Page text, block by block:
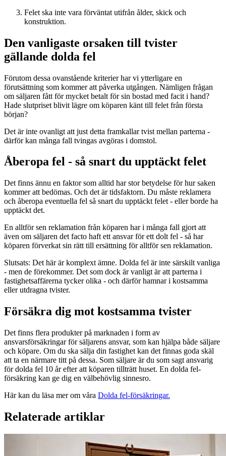
Felet ska inte vara förväntat utifrån ålder, skick och
konstruktion.
Den vanligaste orsaken till tvister
gällande dolda fel
Förutom dessa ovanstående kriterier har vi ytterligare en
förutsättning som kommer att påverka utgången. Nämligen frågan
om säljaren fått för mycket betalt för sin bostad med facit i hand?
Hade slutpriset blivit lägre om köparen känt till felet från första
början?
Det är inte ovanligt att just detta framkallar tvist mellan parterna -
därför kan många fall tvingas avgöras i domstol.
Åberopa fel - så snart du upptäckt felet
Det finns ännu en faktor som alltid har stor betydelse för hur saken
kommer att bedömas. Och det är tidsfaktorn. Du måste reklamera
och åberopa eventuella fel så snart du upptäckt felet - eller borde ha
upptäckt det.
En alltför sen reklamation från köparen har i många fall gjort att
även om säljaren det facto haft ett ansvar för ett dolt fel - så har
köparen förverkat sin rätt till ersättning för alltför sen reklamation.
Slutsats: Det här är komplext ämne. Dolda fel är inte särskilt vanliga
- men de förekommer. Det som dock är vanligt är att parterna i
fastighetsaffärerna tycker olika - och därför hamnar i kostsamma
eller utdragna tvister.
Försäkra dig mot kostsamma tvister
Det finns flera produkter på marknaden i form av
ansvarsförsäkringar för säljarens ansvar, som kan hjälpa både säljare
och köpare. Om du ska sälja din fastighet kan det finnas goda skäl
att ta en närmare titt på dessa. Som säljare är du som sagt ansvarig
för dolda fel 10 år efter att köparen tillträtt huset. En dolda fel-
försäkring kan ge dig en välbehövlig sinnesro.
Här kan du läsa mer om våra Dolda fel-försäkringar.
Relaterade artiklar